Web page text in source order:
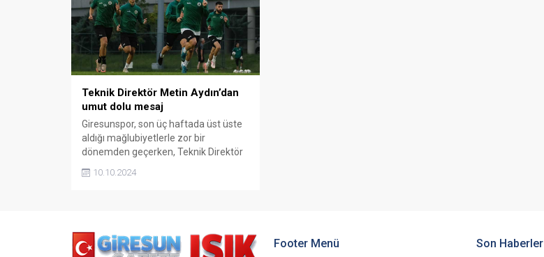
Teknik Direktör Metin Aydın’dan
umut dolu mesaj
Giresunspor, son üç haftada üst üste
aldığı mağlubiyetlerle zor bir
dönemden geçerken, Teknik Direktör
Metin Aydın, bu kötü gidişatı
durdurmak için önemli adımlar atıyor.
10.10.2024
Footer Menü Son Haberler